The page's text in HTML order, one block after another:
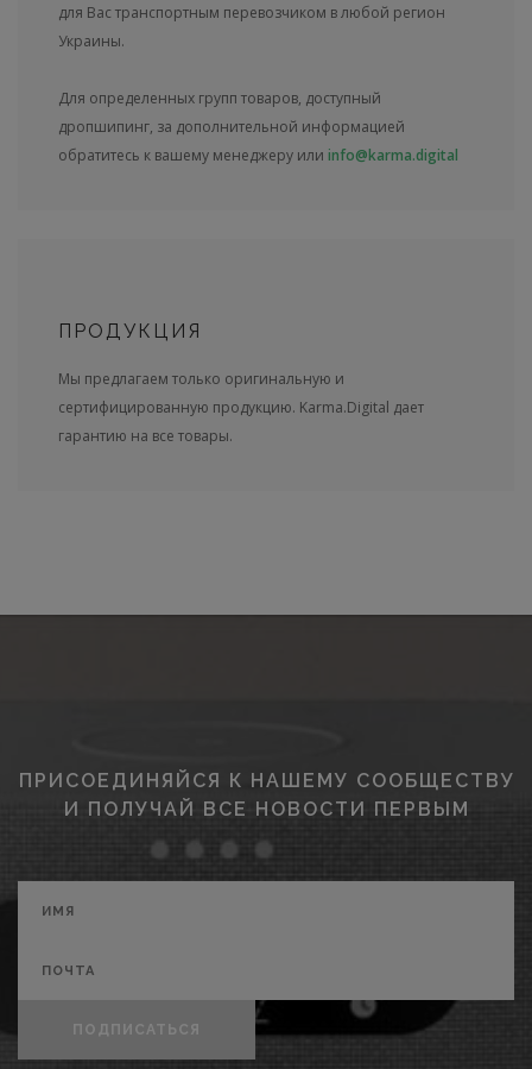
для Вас транспортным перевозчиком в любой регион
Украины.
Для определенных групп товаров, доступный
дропшипинг, за дополнительной информацией
обратитесь к вашему менеджеру или info@karma.digital
ПРОДУКЦИЯ
Мы предлагаем только оригинальную и
сертифицированную продукцию. Karma.Digital дает
гарантию на все товары.
ПРИСОЕДИНЯЙСЯ К НАШЕМУ СООБЩЕСТВУ
И ПОЛУЧАЙ ВСЕ НОВОСТИ ПЕРВЫМ
ПОДПИСАТЬСЯ